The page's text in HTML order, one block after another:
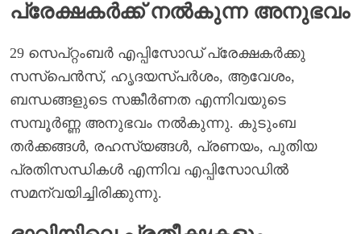
പ്രേക്ഷകർക്ക് നൽകുന്ന അനുഭവം
29 സെപ്റ്റംബർ എപ്പിസോഡ് പ്രേക്ഷകർക്കു
സസ്പെൻസ്, ഹൃദയസ്പർശം, ആവേശം,
ബന്ധങ്ങളുടെ സങ്കീർണത എന്നിവയുടെ
സമ്പൂർണ്ണ അനുഭവം നൽകുന്നു. കുടുംബ
തർക്കങ്ങൾ, രഹസ്യങ്ങൾ, പ്രണയം, പുതിയ
പ്രതിസന്ധികൾ എന്നിവ എപ്പിസോഡിൽ
സമന്വയിച്ചിരിക്കുന്നു.